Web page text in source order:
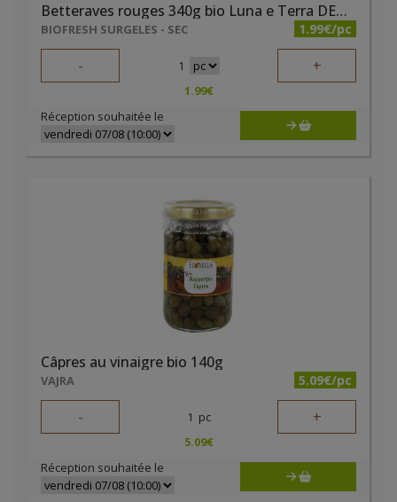
Betteraves rouges 340g bio Luna e Terra DEMETER
BIOFRESH SURGELES - SEC 1.99€/pc
- 1 +
1.99€
Réception souhaitée le
Câpres au vinaigre bio 140g
VAJRA 5.09€/pc
- 1 pc +
5.09€
Réception souhaitée le